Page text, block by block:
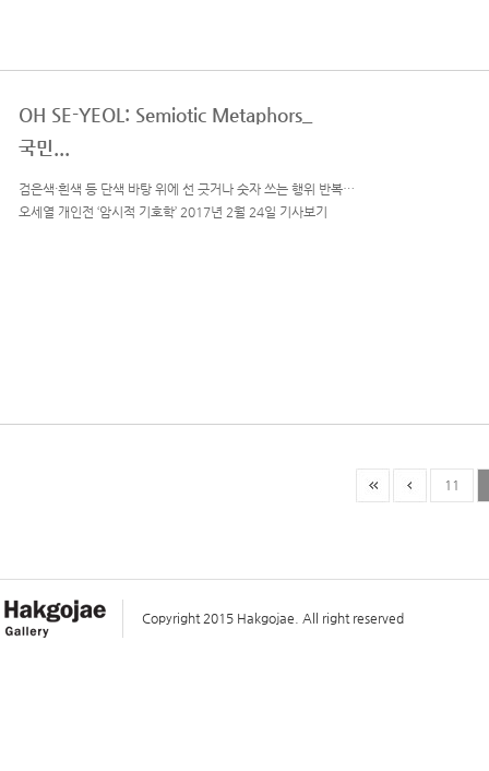
OH SE-YEOL: Semiotic Metaphors_
국민...
검은색·흰색 등 단색 바탕 위에 선 긋거나 숫자 쓰는 행위 반복…
오세열 개인전 ‘암시적 기호학’ 2017년 2월 24일 기사보기
11
Copyright 2015 Hakgojae. All right reserved